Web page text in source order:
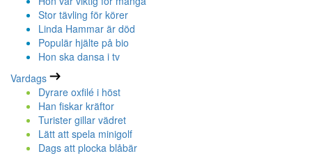
Stor tävling för körer
Linda Hammar är död
Populär hjälte på bio
Hon ska dansa i tv
Vardags
Dyrare oxfilé i höst
Han fiskar kräftor
Turister gillar vädret
Lätt att spela minigolf
Dags att plocka blåbär